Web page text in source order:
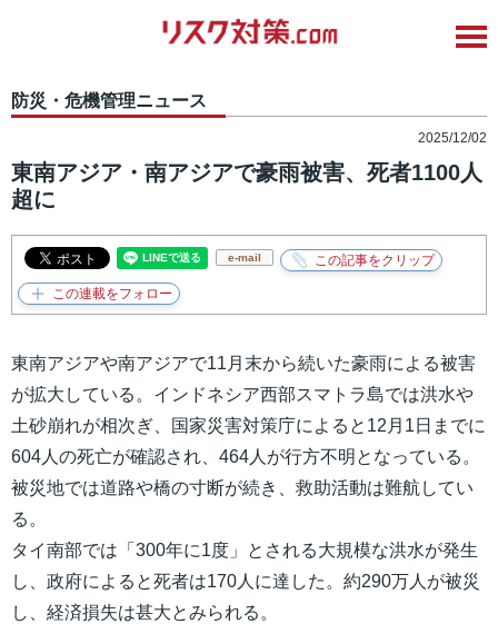
防災・危機管理ニュース
2025/12/02
東南アジア・南アジアで豪雨被害、死者1100人
超に
e-mail
東南アジアや南アジアで11月末から続いた豪雨による被害
が拡大している。インドネシア西部スマトラ島では洪水や
土砂崩れが相次ぎ、国家災害対策庁によると12月1日までに
604人の死亡が確認され、464人が行方不明となっている。
被災地では道路や橋の寸断が続き、救助活動は難航してい
る。
タイ南部では「300年に1度」とされる大規模な洪水が発生
し、政府によると死者は170人に達した。約290万人が被災
し、経済損失は甚大とみられる。